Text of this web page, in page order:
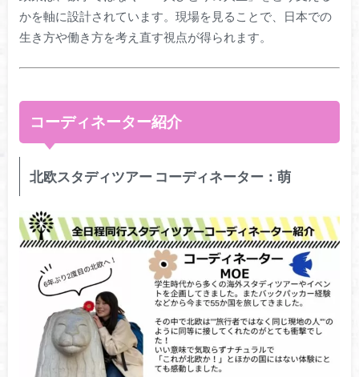
かを軸に設計されています。現場を見ることで、日本での
生き方や働き方を考え直す視点が得られます。
コーディネーター紹介
北欧スタディツアー コーディネーター：萌